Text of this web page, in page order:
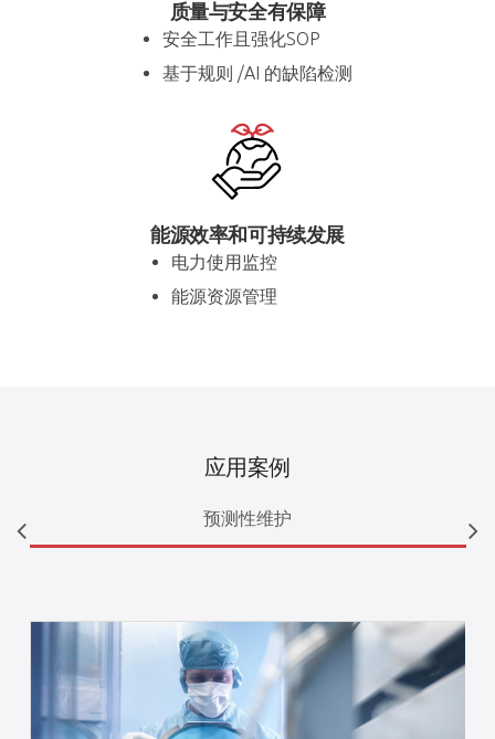
质量与安全有保障
安全工作且强化SOP
基于规则 /AI 的缺陷检测
能源效率和可持续发展
电力使用监控
能源资源管理
应用案例
预测性维护